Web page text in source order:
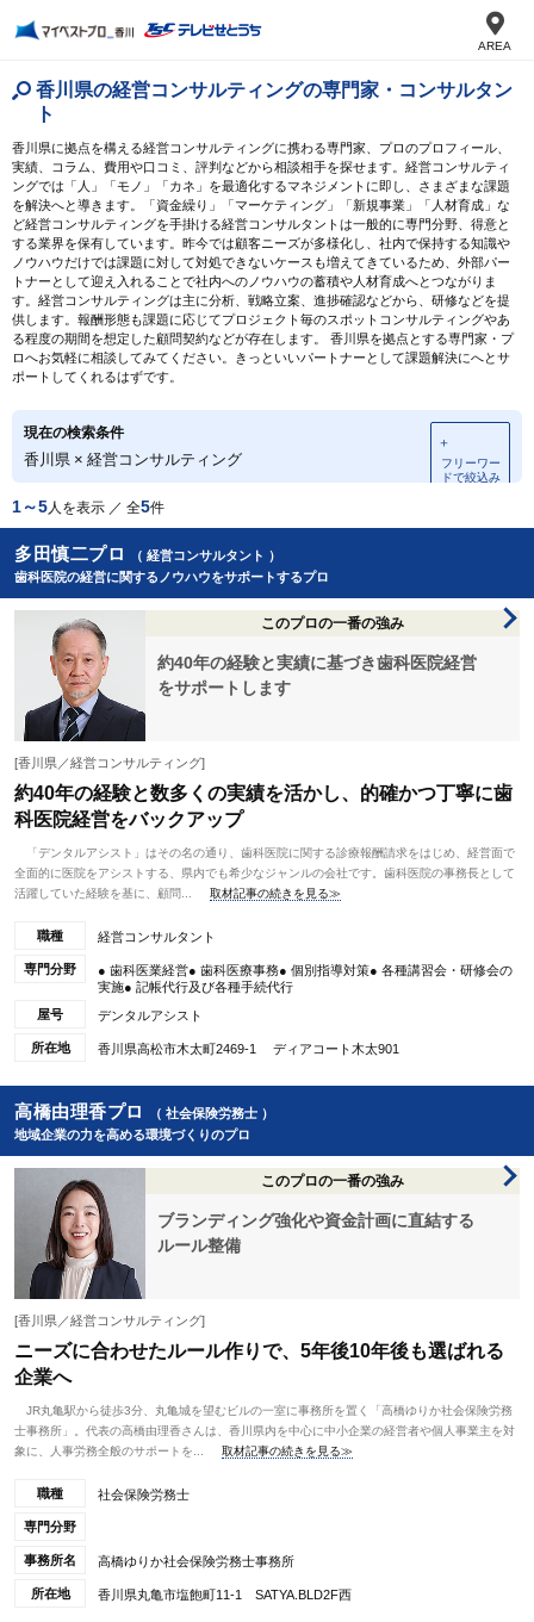
AREA
香川県の経営コンサルティングの専門家・コンサルタン
ト
香川県に拠点を構える経営コンサルティングに携わる専門家、プロのプロフィール、
実績、コラム、費用や口コミ、評判などから相談相手を探せます。経営コンサルティ
ングでは「人」「モノ」「カネ」を最適化するマネジメントに即し、さまざまな課題
を解決へと導きます。「資金繰り」「マーケティング」「新規事業」「人材育成」な
ど経営コンサルティングを手掛ける経営コンサルタントは一般的に専門分野、得意と
する業界を保有しています。昨今では顧客ニーズが多様化し、社内で保持する知識や
ノウハウだけでは課題に対して対処できないケースも増えてきているため、外部パー
トナーとして迎え入れることで社内へのノウハウの蓄積や人材育成へとつながりま
す。経営コンサルティングは主に分析、戦略立案、進捗確認などから、研修などを提
供します。報酬形態も課題に応じてプロジェクト毎のスポットコンサルティングやあ
る程度の期間を想定した顧問契約などが存在します。 香川県を拠点とする専門家・プ
ロへお気軽に相談してみてください。きっといいパートナーとして課題解決にへとサ
ポートしてくれるはずです。
現在の検索条件
香川県 × 経営コンサルティング
＋
フリーワー
ドで絞込み
1～5人を表示 ／ 全5件
多田慎二プロ
（ 経営コンサルタント ）
歯科医院の経営に関するノウハウをサポートするプロ
このプロの一番の強み
約40年の経験と実績に基づき歯科医院経営
をサポートします
[香川県／経営コンサルティング]
約40年の経験と数多くの実績を活かし、的確かつ丁寧に歯
科医院経営をバックアップ
「デンタルアシスト」はその名の通り、歯科医院に関する診療報酬請求をはじめ、経営面で
全面的に医院をアシストする、県内でも希少なジャンルの会社です。歯科医院の事務長として
活躍していた経験を基に、顧問...
取材記事の続きを見る≫
職種 経営コンサルタント
専門分野
● 歯科医業経営● 歯科医療事務● 個別指導対策● 各種講習会・研修会の
実施● 記帳代行及び各種手続代行
屋号
デンタルアシスト
所在地 香川県高松市木太町2469-1 ディアコート木太901
高橋由理香プロ
（ 社会保険労務士 ）
地域企業の力を高める環境づくりのプロ
このプロの一番の強み
ブランディング強化や資金計画に直結する
ルール整備
[香川県／経営コンサルティング]
ニーズに合わせたルール作りで、5年後10年後も選ばれる
企業へ
JR丸亀駅から徒歩3分、丸亀城を望むビルの一室に事務所を置く「高橋ゆりか社会保険労務
士事務所」。代表の高橋由理香さんは、香川県内を中心に中小企業の経営者や個人事業主を対
象に、人事労務全般のサポートを...
取材記事の続きを見る≫
職種 社会保険労務士
専門分野
事務所名 高橋ゆりか社会保険労務士事務所
所在地 香川県丸亀市塩飽町11-1 SATYA.BLD2F西